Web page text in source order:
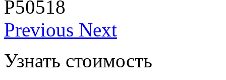
Previous Next
Узнать стоимость